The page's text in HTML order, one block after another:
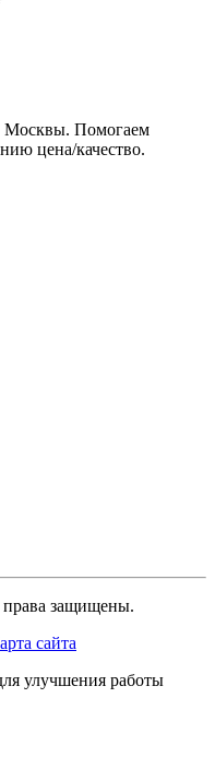
Москвы. Помогаем
цена/качество.
защищены.
сайта
улучшения работы